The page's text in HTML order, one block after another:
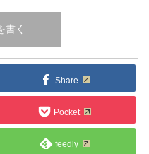
Share
Pocket
feedly